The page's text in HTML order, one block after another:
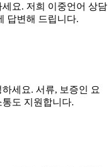
요. 저희 이중언어 상담
답변해 드립니다.
세요. 서류, 보증인 요
도 지원합니다.